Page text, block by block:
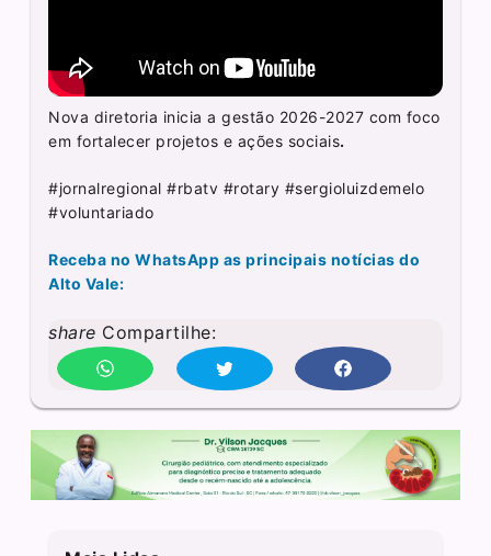
Nova diretoria inicia a gestão 2026-2027 com foco
em fortalecer projetos e ações sociais.
#jornalregional #rbatv #rotary #sergioluizdemelo
#voluntariado
Receba no WhatsApp as principais notícias do
Alto Vale:
share Compartilhe: